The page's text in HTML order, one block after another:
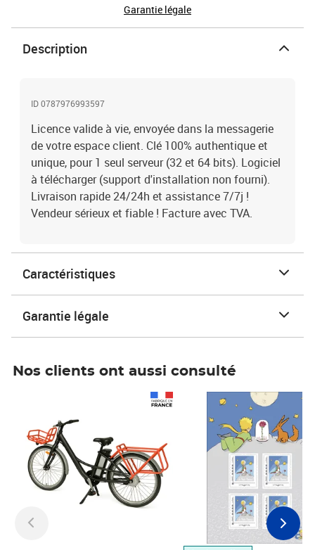
Garantie légale
Description
ID 0787976993597
Licence valide à vie, envoyée dans la messagerie
de votre espace client. Clé 100% authentique et
unique, pour 1 seul serveur (32 et 64 bits). Logiciel
à télécharger (support d'installation non fourni).
Livraison rapide 24/24h et assistance 7/7j !
Vendeur sérieux et fiable ! Facture avec TVA.
Caractéristiques
Garantie légale
Nos clients ont aussi consulté
Prix 7,50€